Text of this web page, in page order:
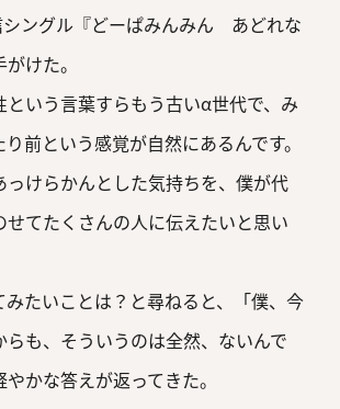
シングル『どーぱみんみん あどれな
けた。
という言葉すらもう古いα世代で、み
前という感覚が自然にあるんです。
っけらかんとした気持ちを、僕が代
せてたくさんの人に伝えたいと思い
たいことは？と尋ねると、「僕、今
らも、そういうのは全然、ないんで
かな答えが返ってきた。